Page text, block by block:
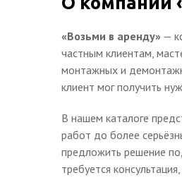
«Возьми в аренду» —
частным клиентам,
монтажных и
клиент мог получить
В нашем каталоге
работ до более
предложить решение
требуется